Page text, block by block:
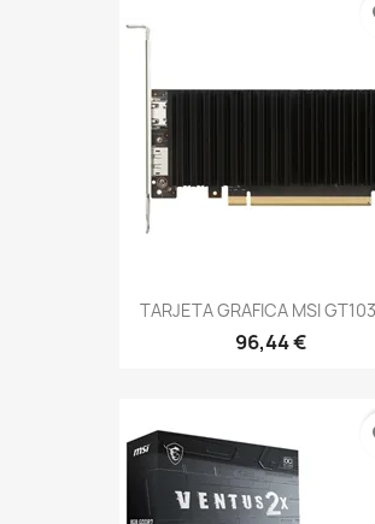
TARJETA GRAFICA MSI
96,44 €